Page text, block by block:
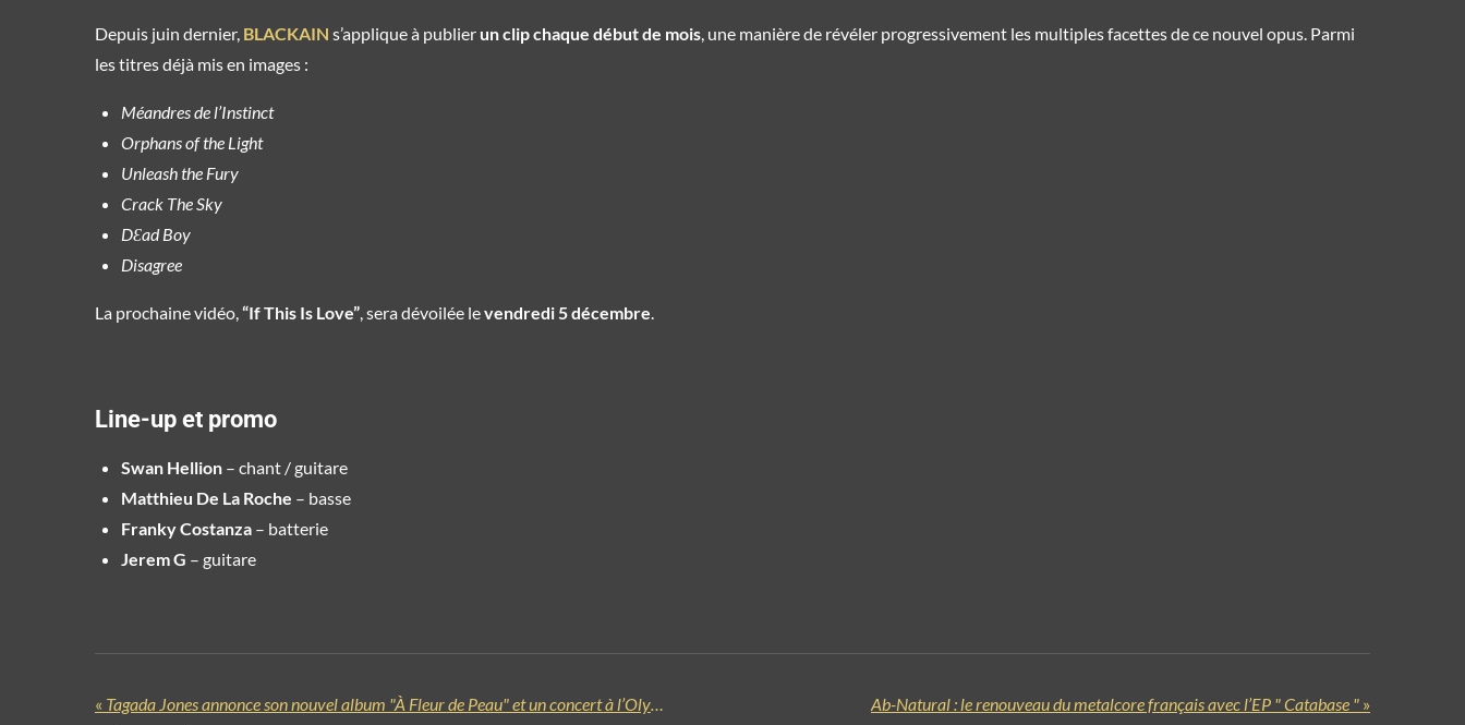
Depuis juin dernier, BLACKAIN s’applique à publier un clip chaque début de mois, une manière de révéler progressivement les multiples facettes de ce nouvel opus. Parmi
les titres déjà mis en images :
Méandres de l’Instinct
Orphans of the Light
Unleash the Fury
Crack The Sky
DƐad Boy
Disagree
La prochaine vidéo,“If This Is Love”, sera dévoilée levendredi 5 décembre.
Line-up et promo
Swan Hellion – chant / guitare
Matthieu De La Roche – basse
Franky Costanza – batterie
Jerem G – guitare
« Tagada Jones annonce son nouvel album "À Fleur de Peau" et un concert à l’Olympia le 20 Novembre 2026. Ab-Natural : le renouveau du metalcore français avec l’EP " Catabase " »